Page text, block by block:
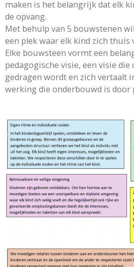
maken is het belangrijk dat elk
de opvang.
Met behulp van 5 bouwstenen
een plek waar elk kind zich thuis
Elke bouwsteen vormt een
pedagogische visie, een visie
gedragen wordt en zich vertaalt
werking die onderbouwd is door